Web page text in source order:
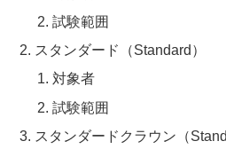
試験範囲
スタンダード（Standard）
対象者
試験範囲
スタンダードクラウン（